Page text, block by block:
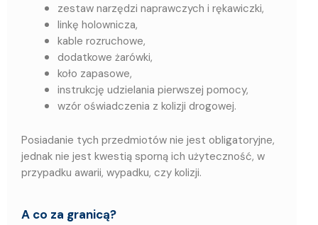
zestaw narzędzi naprawczych i rękawiczki,
linkę holownicza,
kable rozruchowe,
dodatkowe żarówki,
koło zapasowe,
instrukcję udzielania pierwszej pomocy,
wzór oświadczenia z kolizji drogowej.
Posiadanie tych przedmiotów nie jest obligatoryjne,
jednak nie jest kwestią sporną ich użyteczność, w
przypadku awarii, wypadku, czy kolizji.
A co za granicą?